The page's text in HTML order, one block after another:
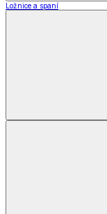
Ložnice a spaní